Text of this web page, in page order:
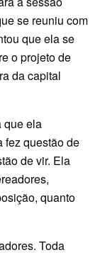
se reuniu com
que ela se
o projeto de
da capital
que ela
fez questão de
de vir. Ela
quanto
Toda